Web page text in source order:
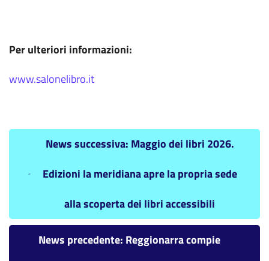
Per ulteriori informazioni:
www.salonelibro.it
News successiva: Maggio dei libri 2026.
Edizioni la meridiana apre la propria sede
alla scoperta dei libri accessibili
News precedente: Reggionarra compie